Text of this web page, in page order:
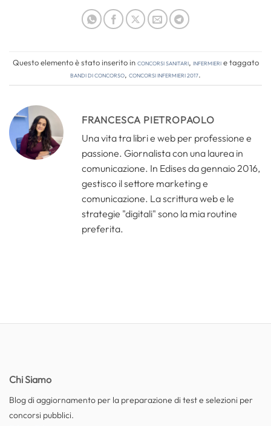
Questo elemento è stato inserito inConcorsi Sanitari, Infermierie taggato
bandi di concorso, concorsi infermieri 2017.
FRANCESCA PIETROPAOLO
Una vita tra libri e web per professione e
passione. Giornalista con una laurea in
comunicazione. In Edises da gennaio 2016,
gestisco il settore marketing e
comunicazione. La scrittura web e le
strategie "digitali" sono la mia routine
preferita.
Chi Siamo
Blog di aggiornamento per la preparazione di test e selezioni per
concorsi pubblici.